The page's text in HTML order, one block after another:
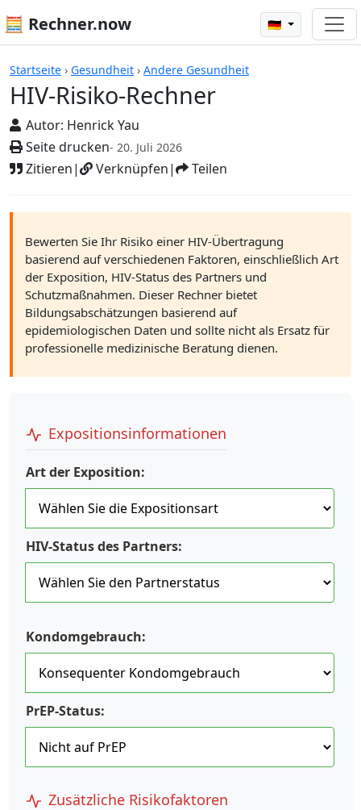
🧮 Rechner.now 🇩🇪
Startseite › Gesundheit › Andere Gesundheit
HIV-Risiko-Rechner
Autor: Henrick Yau
Seite drucken- 20. Juli 2026
Zitieren| Verknüpfen| Teilen
Rechner
Bewerten Sie Ihr Risiko einer HIV-Übertragung
basierend auf verschiedenen Faktoren, einschließlich Art
der Exposition, HIV-Status des Partners und
Schutzmaßnahmen. Dieser Rechner bietet
Bildungsabschätzungen basierend auf
epidemiologischen Daten und sollte nicht als Ersatz für
professionelle medizinische Beratung dienen.
Expositionsinformationen
Art der Exposition:
HIV-Status des Partners:
Kondomgebrauch:
PrEP-Status:
Zusätzliche Risikofaktoren